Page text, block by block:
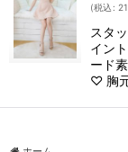
(税込 :
スタ
イン
ード
♡ 胸